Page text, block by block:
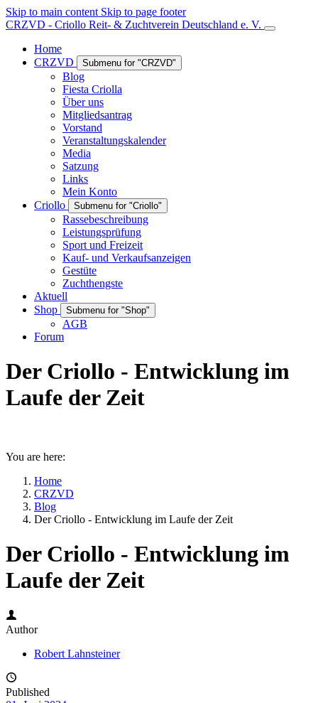
Skip to main content Skip to page footer
CRZVD - Criollo Reit- & Zuchtverein Deutschland e. V.
Home
CRZVD
Submenu for "CRZVD"
Blog
Fiesta Criolla
Über uns
Mitgliedsantrag
Vorstand
Veranstaltungskalender
Media
Satzung
Links
Mein Konto
Criollo
Submenu for "Criollo"
Rassebeschreibung
Leistungsprüfung
Sport und Freizeit
Kauf- und Verkaufsanzeigen
Gestüte
Zuchthengste
Aktuell
Shop
Submenu for "Shop"
AGB
Forum
Der Criollo - Entwicklung im
Laufe der Zeit
You are here:
Home
CRZVD
Blog
Der Criollo - Entwicklung im Laufe der Zeit
Der Criollo - Entwicklung im
Laufe der Zeit
Author
Robert Lahnsteiner
Published